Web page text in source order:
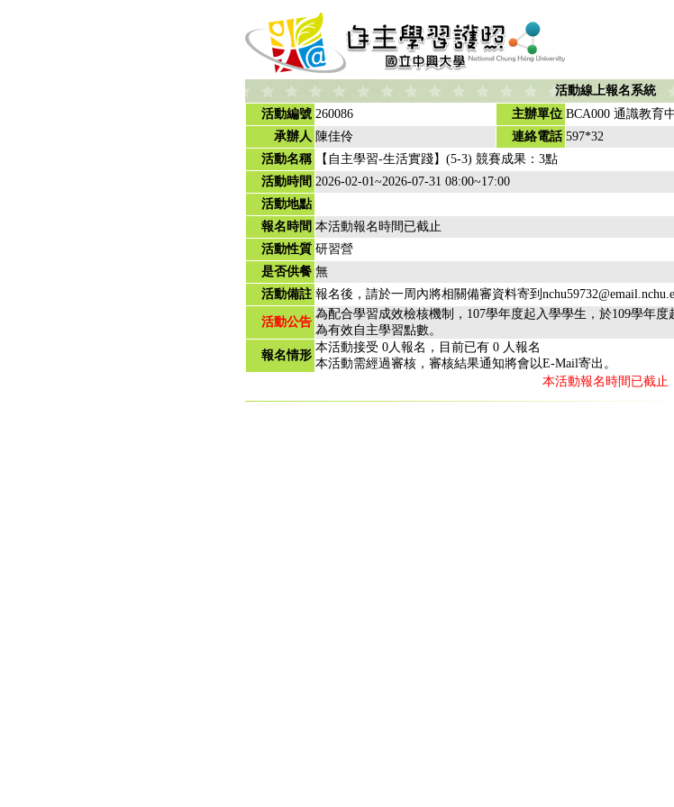
活動線上報名系統
活動編號 260086 主辦單位 BCA000 通識教育
承辦人 陳佳伶 連絡電話 597*32
活動名稱
【自主學習-生活實踐】(5-3) 競賽成果：3點
活動時間 2026-02-01~2026-07-31 08:00~17:00
活動地點
報名時間 本活動報名時間已截止
活動性質 研習營
是否供餐 無
活動備註 報名後，請於一周內將相關備審資料寄到
活動公告
為配合學習成效檢核機制，107學年度起入學學生，於109學年
為有效自主學習點數。
報名情形
本活動接受 0人報名，目前已有 0 人報名
本活動需經過審核，審核結果通知將會以E-Mail寄出。
本活動報名時間已截止